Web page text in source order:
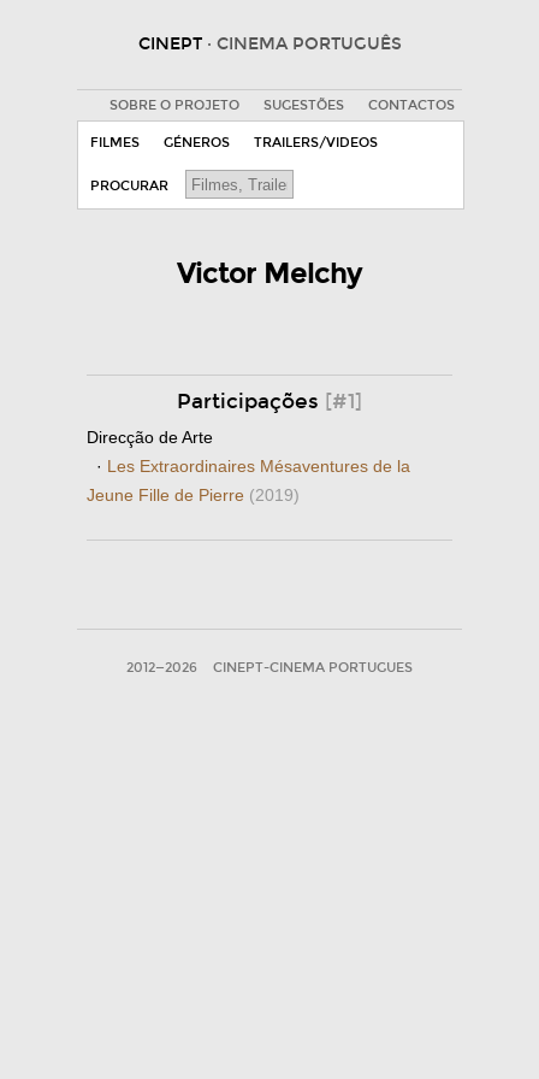
CINEPT · CINEMA PORTUGUÊS
SOBRE O PROJETO SUGESTÕES CONTACTOS
FILMES GÉNEROS TRAILERS/VIDEOS
PROCURAR
Victor Melchy
Participações [#1]
Direcção de Arte
· Les Extraordinaires Mésaventures de la
Jeune Fille de Pierre (2019)
2012—2026 CINEPT-CINEMA PORTUGUES